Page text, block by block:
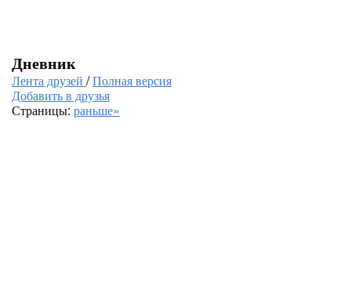
Дневник
Лента друзей /Полная версия
Добавить в друзья
Страницы: раньше»